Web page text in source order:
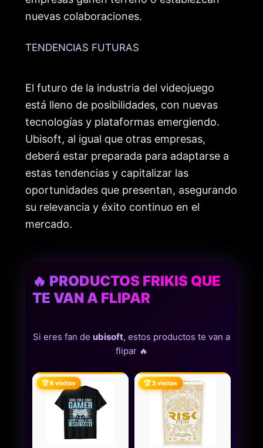
nuevas colaboraciones.
TENDENCIAS FUTURAS
El futuro de la industria del videojuego
está lleno de posibilidades, con nuevas
tecnologías y plataformas emergiendo.
Ubisoft, al igual que otras empresas,
deberá estar preparada para adaptarse a
estas tendencias y capitalizar las
oportunidades que presentan, asegurando
su relevancia y éxito continuo en el
mercado.
🔥 PRODUCTOS FRIKIS QUE
TE VAN A FLIPAR
Si eres fan de ubisoft, estos productos te van a
flipar 🔥
🏆 6 visitas 🏆 3 visitas